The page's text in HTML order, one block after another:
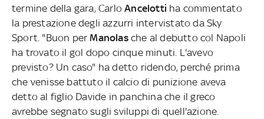
termine della gara, CarloAncelotti ha commentato
la prestazione degli azzurri intervistato da Sky
Sport. "Buon perManolasche al debutto col Napoli
ha trovato il gol dopo cinque minuti. L'avevo
previsto? Un caso" ha detto ridendo, perché prima
che venisse battuto il calcio di punizione aveva
detto al figlio Davide in panchina che il greco
avrebbe segnato sugli sviluppi di quell'azione.